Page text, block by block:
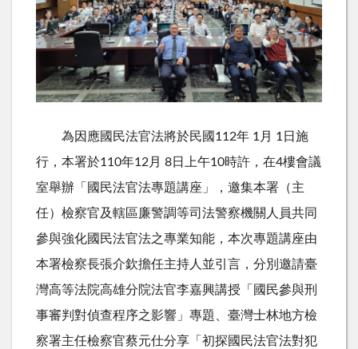
為因應國民法官法將於民國112年 1月 1日施
行，本署於110年12月 8日上午10時許，在4樓會議
室舉辦「國民法官法專題講座」，邀集本署（主
任）檢察官及轄區廉警調等司法警察機關人員共同
參與強化國民法官法之專業知能，本次專題講座由
本署檢察長張介欽擔任主持人並引言，分別邀請臺
灣高等法院高雄分院法官李嘉興講授「國民參與刑
事審判對偵查程序之影響」專題、臺灣士林地方檢
察署主任檢察官蔡元仕分享「初探國民法官法對犯